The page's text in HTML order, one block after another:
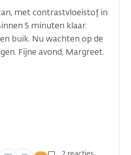
met contrastvloeistof in
5 minuten klaar.
buik. Nu wachten op de
Fijne avond, Margreet.